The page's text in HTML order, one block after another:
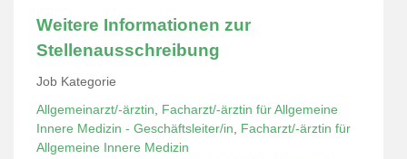
Weitere Informationen zur
Stellenausschreibung
Job Kategorie
Allgemeinarzt/-ärztin, Facharzt/-ärztin für Allgemeine
Innere Medizin - Geschäftsleiter/in, Facharzt/-ärztin für
Allgemeine Innere Medizin